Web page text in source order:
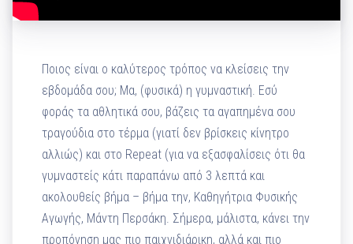
Ποιος είναι ο καλύτερος τρόπος να κλείσεις την
εβδομάδα σου; Μα, (φυσικά) η γυμναστική. Εσύ
φοράς τα αθλητικά σου, βάζεις τα αγαπημένα σου
τραγούδια στο τέρμα (γιατί δεν βρίσκεις κίνητρο
αλλιώς) και στο Repeat (για να εξασφαλίσεις ότι θα
γυμναστείς κάτι παραπάνω από 3 λεπτά και
ακολουθείς βήμα – βήμα την, Καθηγήτρια Φυσικής
Αγωγής, Μάντη Περσάκη. Σήμερα, μάλιστα, κάνει την
προπόνηση μας πιο παιχνιδιάρικη, αλλά και πιο